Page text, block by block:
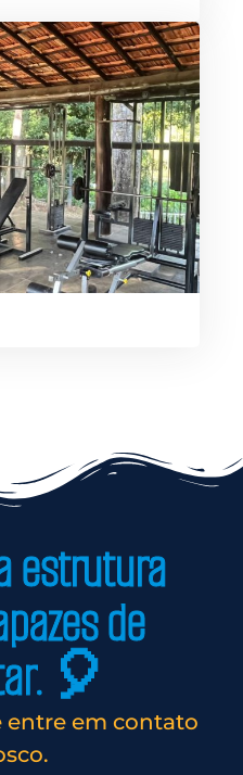
estrutura
de
🎈
entre em contato